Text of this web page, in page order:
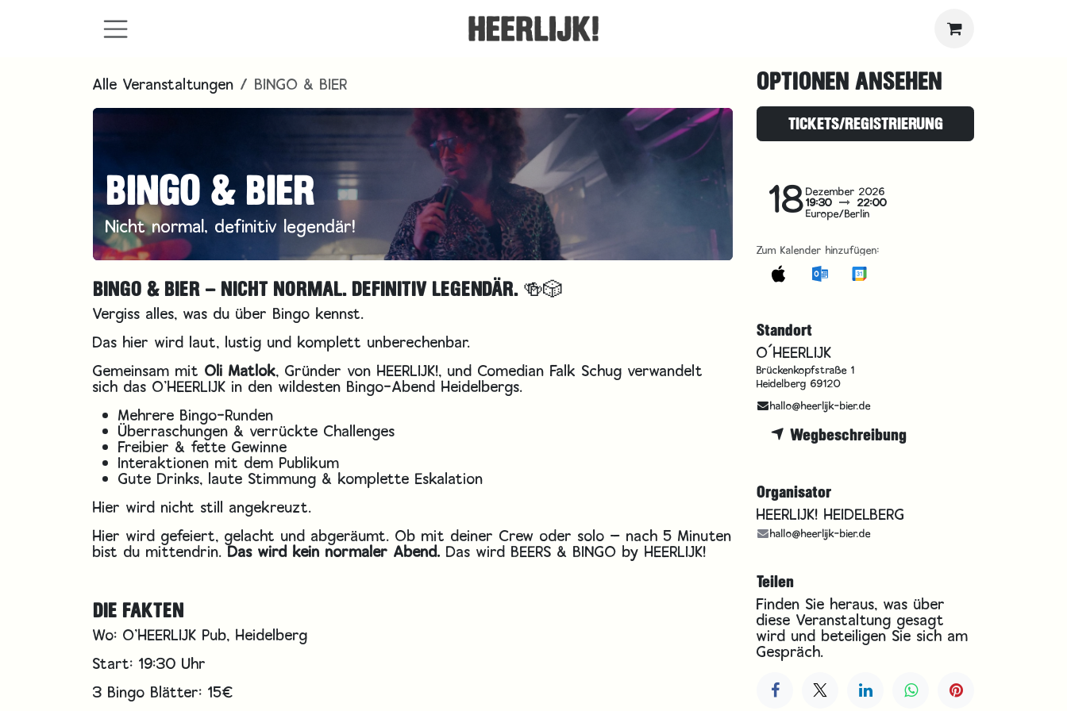
Alle Veranstaltungen BINGO & BIER
BINGO & BIER
Nicht normal, definitiv legendär!
BINGO & BIER – NICHT NORMAL. DEFINITIV LEGENDÄR. 🍻🎲
Vergiss alles, was du über Bingo kennst.
Das hier wird laut, lustig und komplett unberechenbar.
Gemeinsam mit Oli Matlok, Gründer von HEERLIJK!, und Comedian Falk Schug verwandelt
sich das O’HEERLIJK in den wildesten Bingo-Abend Heidelbergs.
Mehrere Bingo-Runden
Überraschungen & verrückte Challenges
Freibier & fette Gewinne
Interaktionen mit dem Publikum
Gute Drinks, laute Stimmung & komplette Eskalation
Hier wird nicht still angekreuzt.
Hier wird gefeiert, gelacht und abgeräumt. Ob mit deiner Crew oder solo — nach 5 Minuten
bist du mittendrin.Das wird kein normaler Abend. Das wird BEERS & BINGO by HEERLIJK!
DIE FAKTEN
Wo: O’HEERLIJK Pub, Heidelberg
Start: 19:30 Uhr
3 Bingo Blätter: 15€
OPTIONEN ANSEHEN
TICKETS/REGISTRIERUNG
18Dezember 2026
19:30 22:00
Europe/Berlin
Zum Kalender hinzufügen:
Standort
O´HEERLIJK
Brückenkopfstraße 1
Heidelberg 69120
hallo@heerlijk-bier.de
Wegbeschreibung
Organisator
HEERLIJK! HEIDELBERG
hallo@heerlijk-bier.de
Teilen
Finden Sie heraus, was über
diese Veranstaltung gesagt
wird und beteiligen Sie sich am
Gespräch.